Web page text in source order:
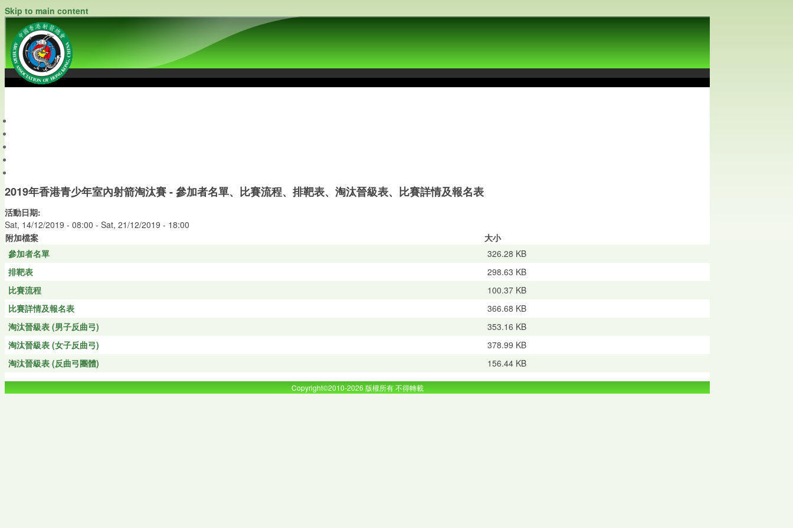
Skip to main content
2019年香港青少年室內射箭淘汰賽 - 參加者名單、比賽流程、排靶表、淘汰晉級表、比賽詳情及報名表
活動日期:
Sat, 14/12/2019 - 08:00 - Sat, 21/12/2019 - 18:00
附加檔案
大小
參加者名單
326.28 KB
排靶表
298.63 KB
比賽流程
100.37 KB
比賽詳情及報名表
366.68 KB
淘汰晉級表 (男子反曲弓)
353.16 KB
淘汰晉級表 (女子反曲弓)
378.99 KB
淘汰晉級表 (反曲弓團體)
156.44 KB
Copyright©2010-2026 版權所有 不得轉載